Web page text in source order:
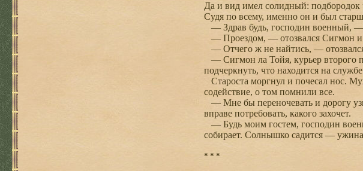
Да и вид имел солидный: подбородок
Судя по всему, именно он и был
— Здрав будь, господин военный, —
— Проездом, — отозвался Сигмон и
— Отчего ж не найтись, —
— Сигмон ла Тойя, курьер второго
подчеркнуть, что находится на
Староста моргнул и почесал нос.
содействие, о том помнили все.
— Мне бы переночевать и дорогу
вправе потребовать, какого захочет.
— Будь моим гостем, господин
собирает. Солнышко садится —
* * *